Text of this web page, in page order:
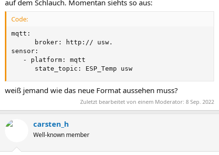
auf dem Schlauch. Momentan siehts so aus:
Code:
mqtt:
      broker: http:// usw.
sensor:
   - platform: mqtt
      state_topic: ESP_Temp usw
weiß jemand wie das neue Format aussehen muss?
Zuletzt bearbeitet von einem Moderator: 8 Sep. 2022
carsten_h
Well-known member